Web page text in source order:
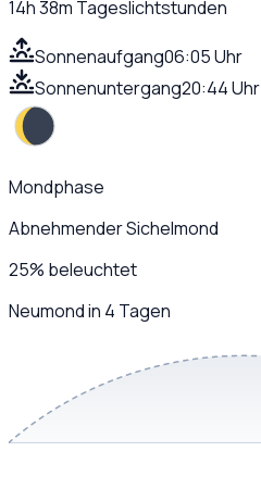
14h 38m Tageslichtstunden
Sonnenaufgang06:05 Uhr
Sonnenuntergang20:44 Uhr
Mondphase
Abnehmender Sichelmond
25% beleuchtet
Neumond in 4 Tagen